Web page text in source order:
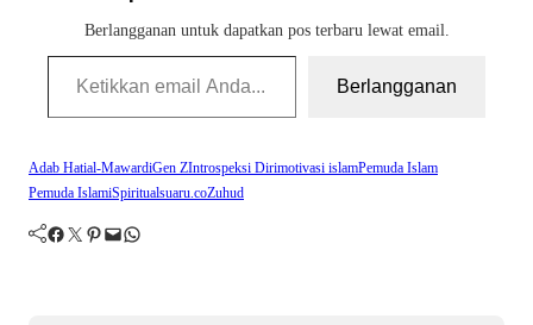
Berlangganan untuk dapatkan pos terbaru lewat email.
Ketikkan email Anda...
Berlangganan
Adab Hatial-MawardiGen ZIntrospeksi Dirimotivasi islamPemuda Islam
Pemuda IslamiSpiritualsuaru.coZuhud
Facebook Twitter Pinterest Mail WhatsApp